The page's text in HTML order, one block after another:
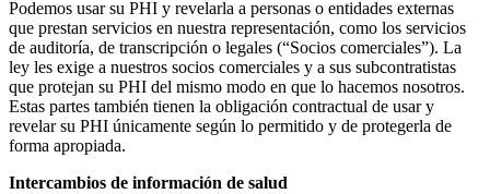
Podemos usar su PHI y revelarla a personas o entidades externas
que prestan servicios en nuestra representación, como los servicios
de auditoría, de transcripción o legales (“Socios comerciales”). La
ley les exige a nuestros socios comerciales y a sus subcontratistas
que protejan su PHI del mismo modo en que lo hacemos nosotros.
Estas partes también tienen la obligación contractual de usar y
revelar su PHI únicamente según lo permitido y de protegerla de
forma apropiada.
Intercambios de información de salud